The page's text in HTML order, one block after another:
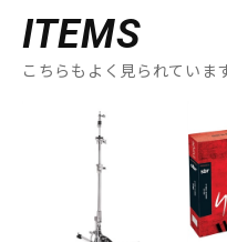
ITEMS
こちらもよく見られていま